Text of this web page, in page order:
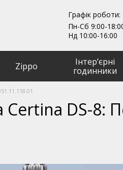
Графік роботи:
Пн-Сб 9:00-
Нд 10:00-16:00
Zippo
Інтерʼєрні
годинники
DS-8: